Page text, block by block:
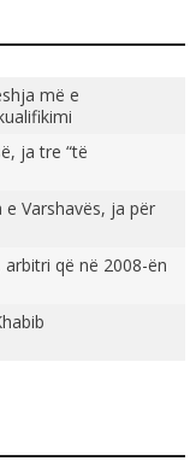
më e
ja tre “të
Varshavës, ja për
arbitri që në 2008-ën